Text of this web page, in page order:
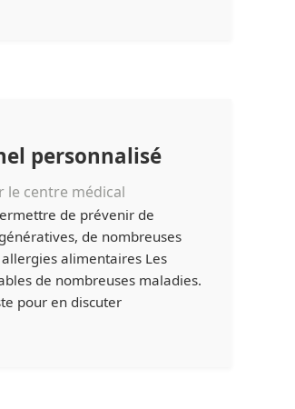
personnalisé
centre médical
de prévenir de
de nombreuses
alimentaires Les
de nombreuses maladies.
pour en discuter